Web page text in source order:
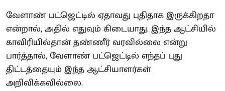
வேளாண் பட்ஜெட்டில் ஏதாவது புதிதாக இருக்கிறதா
என்றால், அதில் எதுவும் கிடையாது. இந்த ஆட்சியில்
காவிரியில்தான் தண்ணீர் வரவில்லை என்று
பார்த்தால், வேளாண் பட்ஜெட்டில் எந்தப் புது
திட்டத்தையும் இந்த ஆட்சியாளர்கள்
அறிவிக்கவில்லை.